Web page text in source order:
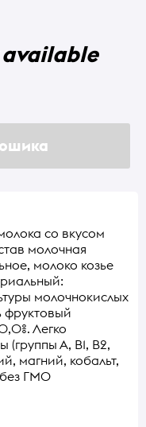
со вкусом
молочная
молоко козье
молочнокислых
фруктовый
Легко
(группы А, В1, В2,
магний, кобальт,
ГМО